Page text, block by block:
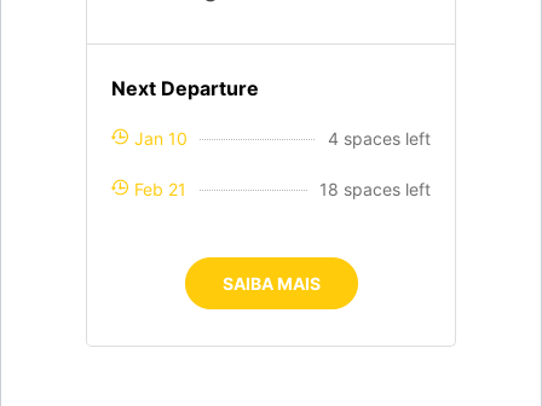
Next Departure
Jan 10 4 spaces left
Feb 21 18 spaces left
SAIBA MAIS